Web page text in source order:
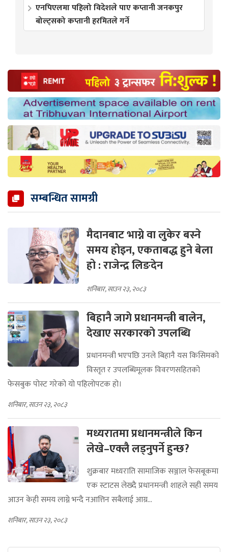
एनपिएलमा पहिलो विदेशले पाए कप्तानी जनकपुर
बोल्ट्सको कप्तानी हरमितले गर्ने
सम्बन्धित सामग्री
मैदानबाट भाग्ने वा लुकेर बस्ने
समय होइन, एकताबद्ध हुने बेला
हो : राजेन्द्र लिङदेन
शनिबार, साउन २३, २०८३
बिहानै जागे प्रधानमन्त्री बालेन,
देखाए सरकारकाे उपलब्धि
प्रधानमन्त्री भएपछि उनले बिहानै यस किसिमको
विस्तृत र उपलब्धिमूलक विवरणसहितको
फेसबुक पोस्ट गरेको यो पहिलोपटक हो।
शनिबार, साउन २३, २०८३
मध्यरातमा प्रधानमन्त्रीले किन
लेखे–एक्लै लड्नुपर्ने हुन्छ?
शुक्रबार मध्यराति सामाजिक सञ्जाल फेसबूकमा
एक स्टाटस लेख्दै प्रधानमन्त्री शाहले सही समय
आउन केही समय लाग्ने भन्दै नआत्तिन सबैलाई आग्र...
शनिबार, साउन २३, २०८३